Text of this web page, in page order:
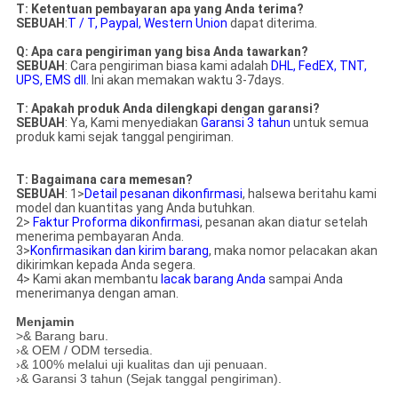
T: Ketentuan pembayaran apa yang Anda terima?
SEBUAH :T / T, Paypal, Western Union dapat diterima.
Q: Apa cara pengiriman yang bisa Anda tawarkan?
SEBUAH : Cara pengiriman biasa kami adalah DHL, FedEX, TNT,
UPS, EMS dll
. Ini akan memakan waktu 3-7days.
T: Apakah produk Anda dilengkapi dengan garansi?
SEBUAH : Ya, Kami menyediakan Garansi 3 tahun untuk semua
produk kami sejak tanggal pengiriman.
T: Bagaimana cara memesan?
SEBUAH : 1>Detail pesanan dikonfirmasi, hal sewa beritahu kami
model dan kuantitas yang Anda butuhkan.
2> Faktur Proforma dikonfirmasi, pesanan akan diatur setelah
menerima pembayaran Anda.
3>Konfirmasikan dan kirim barang, maka nomor pelacakan akan
dikirimkan kepada Anda segera.
4> Kami akan membantu lacak barang Anda sampai Anda
menerimanya dengan aman.
Menjamin
>& Barang baru.
›& OEM / ODM tersedia.
›& 100% melalui uji kualitas dan uji penuaan.
›& Garansi 3 tahun (Sejak tanggal pengiriman).